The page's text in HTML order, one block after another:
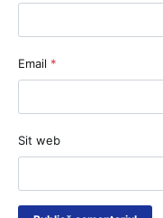
Email *
Sit web